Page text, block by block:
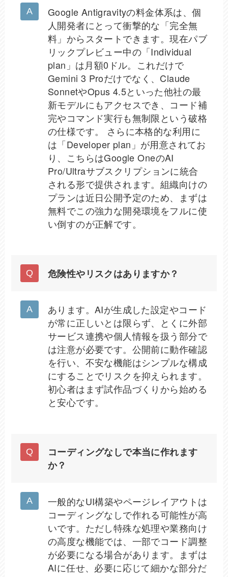
Google Antigravityの料金体系は、個
人開発者にとって衝撃的な「完全無
料」からスタートできます。現在パブ
リックプレビュー中の「Individual
plan」は月額0ドル。これだけで
Gemini 3 Proだけでなく、Claude
SonnetやOpus 4.5といった他社の最
新モデルにもアクセスでき、コード補
完やコマンド実行も無制限という破格
の仕様です。 さらに本格的な利用に
は「Developer plan」が用意されてお
り、こちらはGoogle OneのAI
Pro/Ultraサブスクリプションに統合
される形で提供されます。組織向けの
プランは近日公開予定のため、まずは
無料でこの強力な開発環境をフルに使
い倒すのが正解です。
危険性やリスクはありますか？
あります。AIが生成した設定やコード
が常に正しいとは限らず、とくに外部
サービス連携や個人情報を扱う部分で
は注意が必要です。公開前に動作確認
を行い、不安な機能はシンプルな構成
にすることでリスクを抑えられます。
初心者はまず試作品づくりから始める
と安心です。
コーディングなしで本当に作れます
か？
一般的なUI構築やページレイアウトは
コーディングなしで作れる可能性が高
いです。ただし特殊な処理や業務向け
の高度な機能では、一部でコード調整
が必要になる場合があります。まずは
AIに任せ、必要に応じて細かな部分だ